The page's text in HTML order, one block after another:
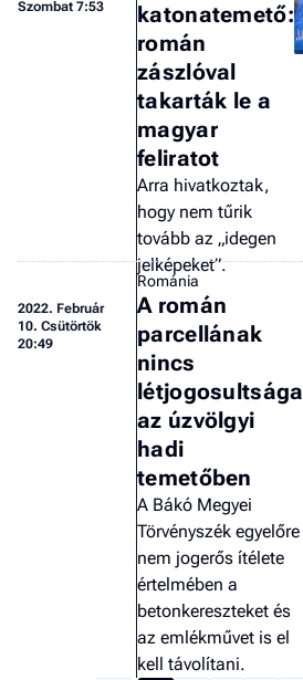
Szombat 7:53
katonatemető:
román
zászlóval
takarták le a
magyar
feliratot
Arra hivatkoztak,
hogy nem tűrik
tovább az „idegen
jelképeket”.
2022. Február
10. Csütörtök
20:49
Románia
A román
parcellának
nincs
létjogosultsága
az úzvölgyi
hadi
temetőben
A Bákó Megyei
Törvényszék egyelőre
nem jogerős ítélete
értelmében a
betonkereszteket és
az emlékművet is el
kell távolítani.